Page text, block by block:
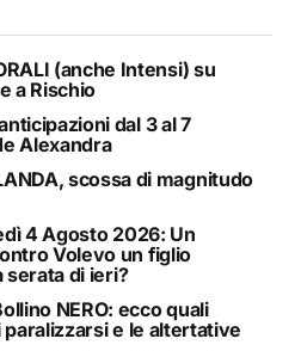
(anche Intensi) su
a Rischio
dal 3 al 7
Alexandra
scossa di magnitudo
4 Agosto 2026: Un
Volevo un figlio
serata di ieri?
NERO: ecco quali
e le altertative